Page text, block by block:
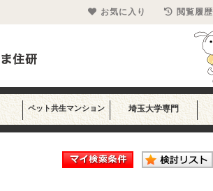
ペット共生マンション 埼玉大学専門
お気に入り 閲覧履歴